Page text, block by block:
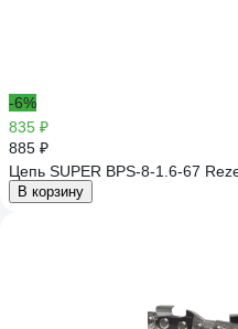
-6%
835 ₽
885 ₽
Цепь SUPER BPS-8-1.6-67
В корзину